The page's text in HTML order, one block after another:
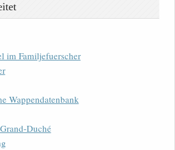
im Familjefuerscher
Wappendatenbank
Duché